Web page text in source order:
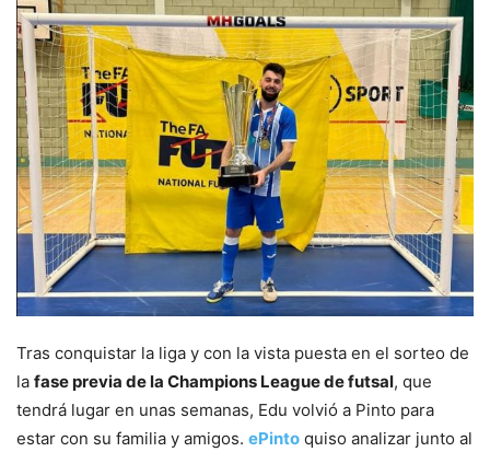
Tras conquistar la liga y con la vista puesta en el sorteo de
la fase previa de la Champions League de futsal, que
tendrá lugar en unas semanas, Edu volvió a Pinto para
estar con su familia y amigos. ePinto quiso analizar junto al